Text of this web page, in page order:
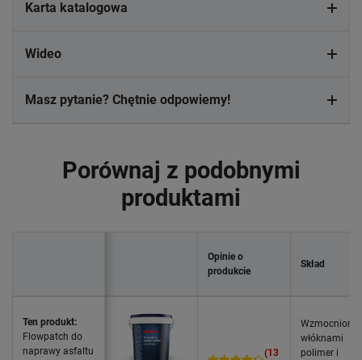
Karta katalogowa
Wideo
Masz pytanie? Chętnie odpowiemy!
Porównaj z podobnymi
produktami
Opinie o
produkcie
Skład
Ten produkt:
Flowpatch do
naprawy asfaltu
(13
Wzmocniony
włóknami
polimer i